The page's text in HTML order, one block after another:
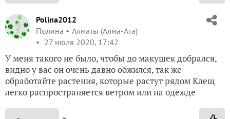
Polina2012
Полина
Алматы (Алма-Ата)
27 июля 2020, 17:42
У меня такого не было, чтобы до макушек добрался,
видно у вас он очень давно обжился, так же
обработайте растения, которые растут рядом Клещ
легко распространяется ветром или на одежде